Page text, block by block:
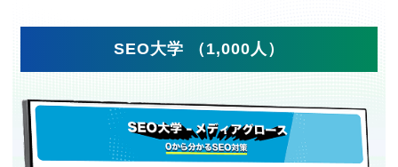
SEO大学 （1,000人）